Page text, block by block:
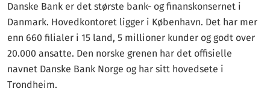
dersom du klikker på eller søker via lenker på siden. Denne
kompensasjonen bidrar til å finansiere driften av tjenesten,
men har ingen innvirkning på våre vurderinger, rangeringer
eller anbefalinger. Vårt innhold er basert på objektive kriterier
og redaksjonelle vurderinger.
Danske Bank er det største bank- og finanskonsernet i
Danmark. Hovedkontoret ligger i København. Det har mer
enn 660 filialer i 15 land, 5 millioner kunder og godt over
20.000 ansatte. Den norske grenen har det offisielle
navnet Danske Bank Norge og har sitt hovedsete i
Trondheim.